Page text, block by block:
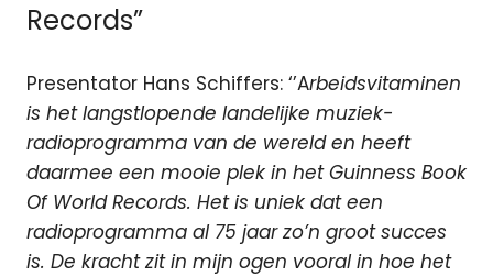
Records”
Presentator Hans Schiffers: ‘’Arbeidsvitaminen
is het langstlopende landelijke muziek-
radioprogramma van de wereld en heeft
daarmee een mooie plek in het Guinness Book
Of World Records. Het is uniek dat een
radioprogramma al 75 jaar zo’n groot succes
is. De kracht zit in mijn ogen vooral in hoe het